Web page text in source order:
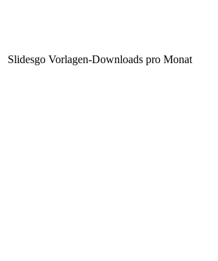
Slidesgo Vorlagen-Downloads pro Monat